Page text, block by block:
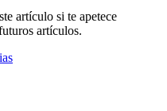
artículo si te apetece
artículos.